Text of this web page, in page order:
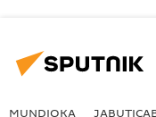
MUNDIOKA